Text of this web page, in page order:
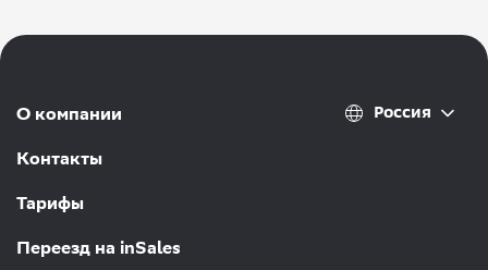
О компании
Контакты
Тарифы
Переезд на inSales
Россия